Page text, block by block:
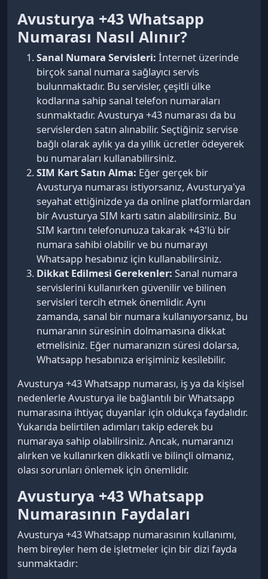
Avusturya +43 Whatsapp
Numarası Nasıl Alınır?
Sanal Numara Servisleri: İnternet üzerinde
birçok sanal numara sağlayıcı servis
bulunmaktadır. Bu servisler, çeşitli ülke
kodlarına sahip sanal telefon numaraları
sunmaktadır. Avusturya +43 numarası da bu
servislerden satın alınabilir. Seçtiğiniz servise
bağlı olarak aylık ya da yıllık ücretler ödeyerek
bu numaraları kullanabilirsiniz.
SIM Kart Satın Alma: Eğer gerçek bir
Avusturya numarası istiyorsanız, Avusturya'ya
seyahat ettiğinizde ya da online platformlardan
bir Avusturya SIM kartı satın alabilirsiniz. Bu
SIM kartını telefonunuza takarak +43'lü bir
numara sahibi olabilir ve bu numarayı
Whatsapp hesabınız için kullanabilirsiniz.
Dikkat Edilmesi Gerekenler: Sanal numara
servislerini kullanırken güvenilir ve bilinen
servisleri tercih etmek önemlidir. Aynı
zamanda, sanal bir numara kullanıyorsanız, bu
numaranın süresinin dolmamasına dikkat
etmelisiniz. Eğer numaranızın süresi dolarsa,
Whatsapp hesabınıza erişiminiz kesilebilir.
Avusturya +43 Whatsapp numarası, iş ya da kişisel
nedenlerle Avusturya ile bağlantılı bir Whatsapp
numarasına ihtiyaç duyanlar için oldukça faydalıdır.
Yukarıda belirtilen adımları takip ederek bu
numaraya sahip olabilirsiniz. Ancak, numaranızı
alırken ve kullanırken dikkatli ve bilinçli olmanız,
olası sorunları önlemek için önemlidir.
Avusturya +43 Whatsapp
Numarasının Faydaları
Avusturya +43 Whatsapp numarasının kullanımı,
hem bireyler hem de işletmeler için bir dizi fayda
sunmaktadır: